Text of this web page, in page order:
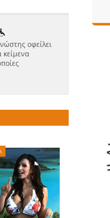
οφείλει
κείμενα